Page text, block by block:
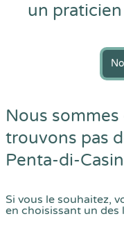
un
Nous
trouvons pas
Penta-di-
Si vous le souhaitez,
en choisissant un des